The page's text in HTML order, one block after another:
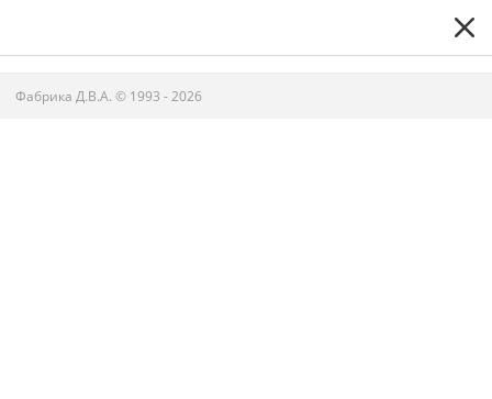
Фабрика Д.В.А. © 1993 - 2026